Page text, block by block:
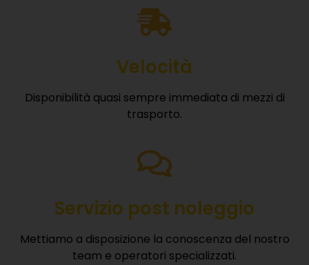
Velocità
Disponibilità quasi sempre immediata di mezzi di
trasporto.
Servizio post noleggio
Mettiamo a disposizione la conoscenza del nostro
team e operatori specializzati.